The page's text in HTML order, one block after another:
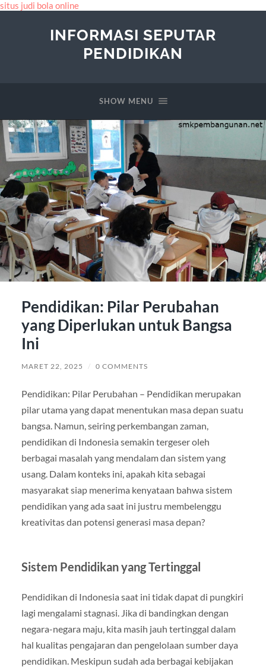
situs judi bola online
INFORMASI SEPUTAR
PENDIDIKAN
SHOW MENU
Pendidikan: Pilar Perubahan
yang Diperlukan untuk Bangsa
Ini
MARET 22, 2025 / 0 COMMENTS
Pendidikan: Pilar Perubahan – Pendidikan merupakan
pilar utama yang dapat menentukan masa depan suatu
bangsa. Namun, seiring perkembangan zaman,
pendidikan di Indonesia semakin tergeser oleh
berbagai masalah yang mendalam dan sistem yang
usang. Dalam konteks ini, apakah kita sebagai
masyarakat siap menerima kenyataan bahwa sistem
pendidikan yang ada saat ini justru membelenggu
kreativitas dan potensi generasi masa depan?
Sistem Pendidikan yang Tertinggal
Pendidikan di Indonesia saat ini tidak dapat di pungkiri
lagi mengalami stagnasi. Jika di bandingkan dengan
negara-negara maju, kita masih jauh tertinggal dalam
hal kualitas pengajaran dan pengelolaan sumber daya
pendidikan. Meskipun sudah ada berbagai kebijakan